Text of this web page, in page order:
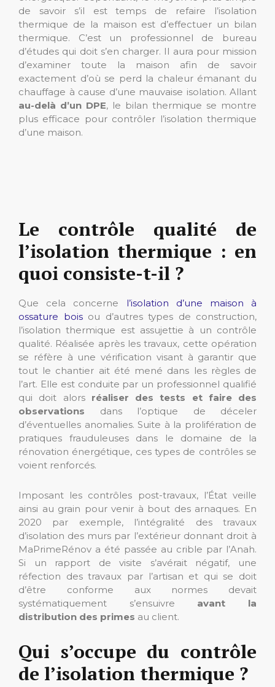
de savoir s’il est temps de refaire l’isolation
thermique de la maison est d’effectuer un bilan
thermique. C’est un professionnel de bureau
d’études qui doit s’en charger. Il aura pour mission
d’examiner toute la maison afin de savoir
exactement d’où se perd la chaleur émanant du
chauffage à cause d’une mauvaise isolation. Allant
au-delà d’un DPE, le bilan thermique se montre
plus efficace pour contrôler l’isolation thermique
d’une maison.
Le contrôle qualité de
l’isolation thermique : en
quoi consiste-t-il ?
Que cela concerne l’isolation d’une maison à
ossature boisou d’autres types de construction,
l’isolation thermique est assujettie à un contrôle
qualité. Réalisée après les travaux, cette opération
se réfère à une vérification visant à garantir que
tout le chantier ait été mené dans les règles de
l’art. Elle est conduite par un professionnel qualifié
qui doit alors réaliser des tests et faire des
observations dans l’optique de déceler
d’éventuelles anomalies. Suite à la prolifération de
pratiques frauduleuses dans le domaine de la
rénovation énergétique, ces types de contrôles se
voient renforcés.
Imposant les contrôles post-travaux, l’État veille
ainsi au grain pour venir à bout des arnaques. En
2020 par exemple, l’intégralité des travaux
d’isolation des murs par l’extérieur donnant droit à
MaPrimeRénov a été passée au crible par l’Anah.
Si un rapport de visite s’avérait négatif, une
réfection des travaux par l’artisan et qui se doit
d’être conforme aux normes devait
systématiquement s’ensuivre avant la
distribution des primes au client.
Qui s’occupe du contrôle
de l’isolation thermique ?